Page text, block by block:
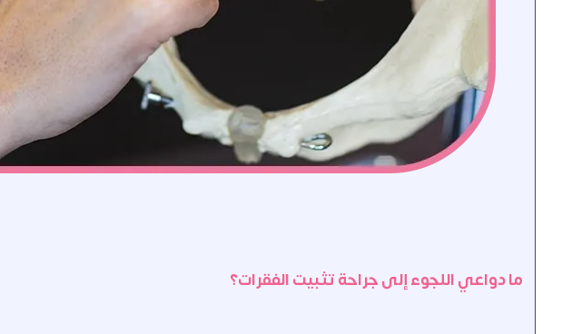
ما دواعي اللجوء إلى جراحة تثبيت الفقرات؟